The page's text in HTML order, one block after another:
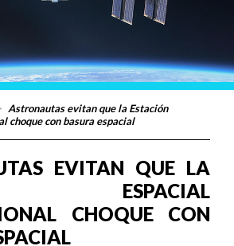
Astronautas evitan que la Estación
choque con basura espacial
EVITAN QUE LA
ESPACIAL
CHOQUE CON